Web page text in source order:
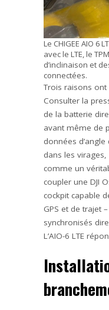
Le CHIGEE AIO 6
avec le LTE, le
d’inclinaison et
connectées.
Trois raisons
Consulter la
de la batterie
avant même de
données
dans les
comme un
coupler une DJI
cockpit capable
GPS et de trajet
synchronisés
L’AIO-6 LTE